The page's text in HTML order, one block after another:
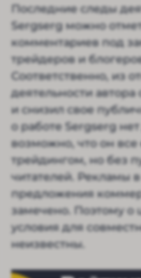
Последние следы
Sergserg можно
комментариев под
трейдеров и
Соответственно, из
деятельности автора
и снизил свое
о работе Sergserg
возможно, что он
трейдингом, но без
читателей. Рекламы в
предложения
замечено. Поэтому о
условия для
неизвестны.